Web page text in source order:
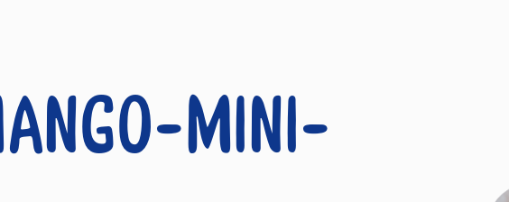
Mini-